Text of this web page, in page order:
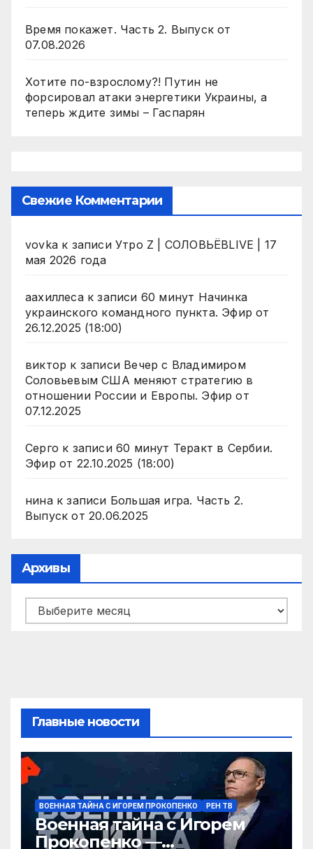
Время покажет. Часть 2. Выпуск от
07.08.2026
Хотите по-взрослому?! Путин не
форсировал атаки энергетики Украины, а
теперь ждите зимы – Гаспарян
Свежие Комментарии
vovka к записи Утро Z | СОЛОВЬЁВLIVE | 17
мая 2026 года
аахиллесак записи 60 минут Начинка
украинского командного пункта. Эфир от
26.12.2025 (18:00)
виктор к записи Вечер с Владимиром
Соловьевым США меняют стратегию в
отношении России и Европы. Эфир от
07.12.2025
Серго к записи 60 минут Теракт в Сербии.
Эфир от 22.10.2025 (18:00)
нинак записи Большая игра. Часть 2.
Выпуск от 20.06.2025
Архивы
Архивы
Главные новости
ВОЕННАЯ ТАЙНА С ИГОРЕМ ПРОКОПЕНКО РЕН ТВ
Военная тайна с Игорем
Прокопенко —